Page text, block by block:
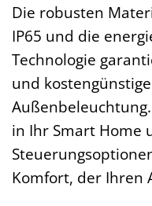
Die robusten
IP65 und die
Technologie
und
in Ihr Smart Home
Komfort, der Ihren